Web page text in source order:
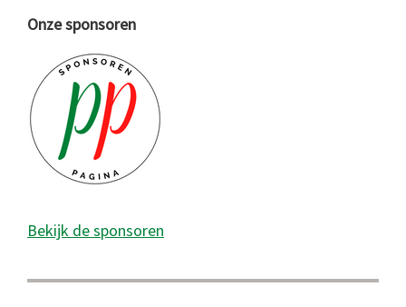
Onze sponsoren
Bekijk de sponsoren